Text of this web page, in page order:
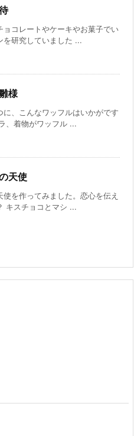
ョコレートやケーキやお菓子でい
を研究していました ...
様
に、こんなワッフルはいかがです
、着物がワッフル ...
天使
使を作ってみました。恋心を伝え
キスチョコとマシ ...